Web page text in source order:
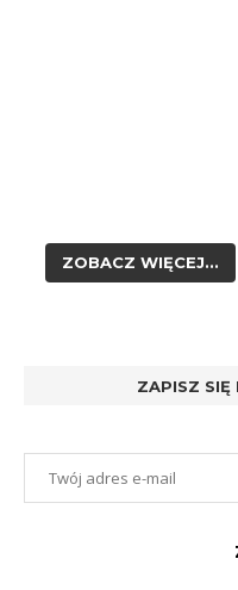
ZOBACZ WIĘCEJ...
ZAPISZ SIĘ